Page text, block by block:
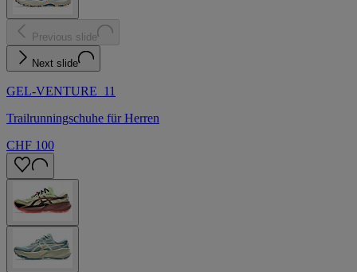
Previous slide
Next slide
GEL-VENTURE 11
Trailrunningschuhe für Herren
CHF 100